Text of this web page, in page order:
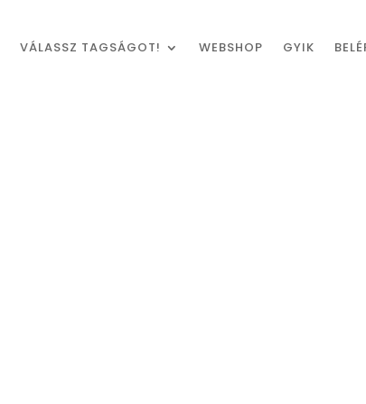
VÁLASSZ TAGSÁGOT! WEBSHOP GYIK